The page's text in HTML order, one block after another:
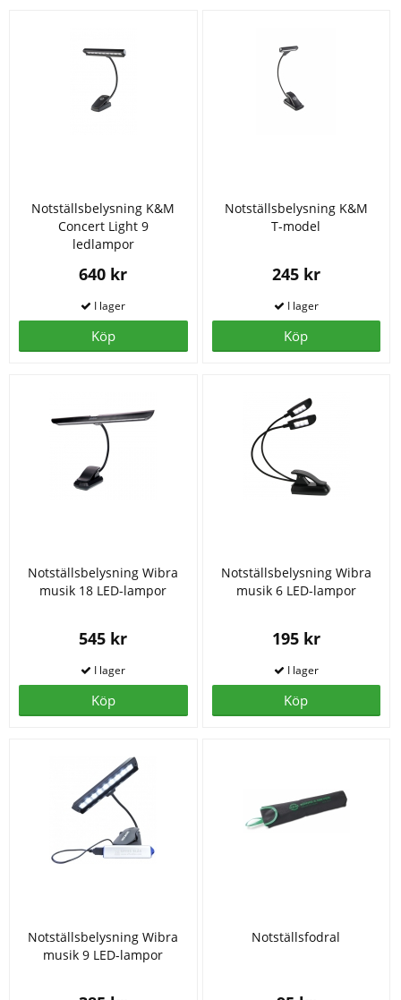
Notställsbelysning K&M
Concert Light 9
ledlampor
640 kr
Köp
Notställsbelysning K&M
T-model
245 kr
Köp
Notställsbelysning Wibra
musik 18 LED-lampor
545 kr
Köp
Notställsbelysning Wibra
musik 6 LED-lampor
195 kr
Köp
Notställsbelysning Wibra
musik 9 LED-lampor
Notställsfodral